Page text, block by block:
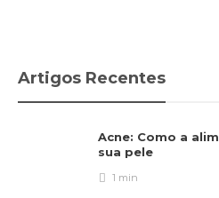
Artigos Recentes
Acne: Como a
sua pele
1 min